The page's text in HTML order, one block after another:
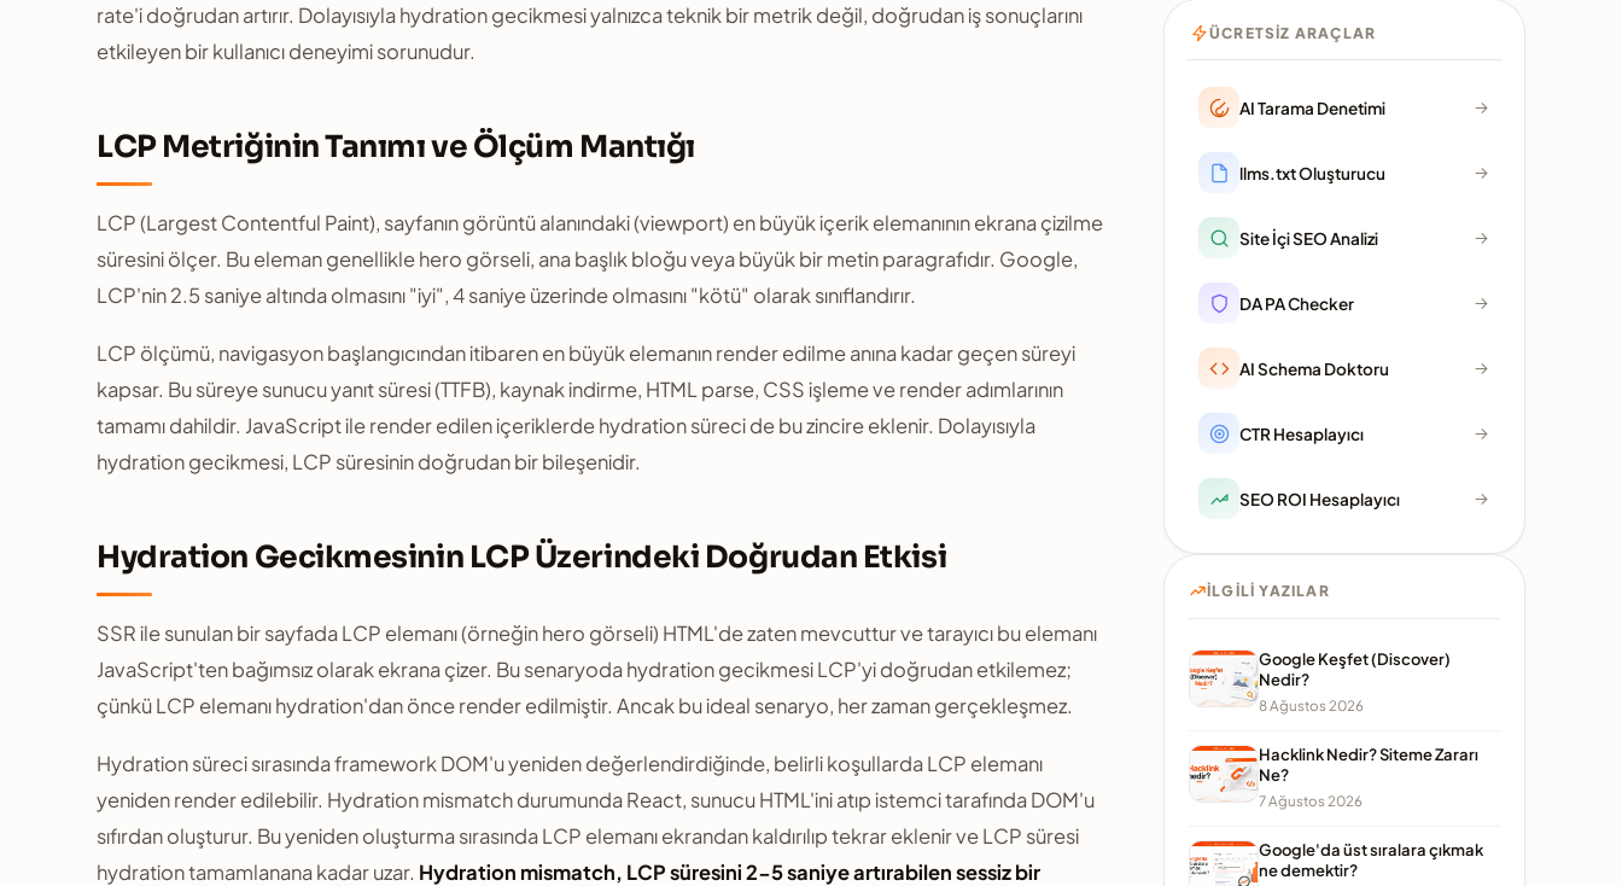
rate'i doğrudan artırır. Dolayısıyla hydration gecikmesi yalnızca teknik bir metrik değil, doğrudan iş sonuçlarını
etkileyen bir kullanıcı deneyimi sorunudur.
LCP Metriğinin Tanımı ve Ölçüm Mantığı
LCP (Largest Contentful Paint), sayfanın görüntü alanındaki (viewport) en büyük içerik elemanının ekrana çizilme
süresini ölçer. Bu eleman genellikle hero görseli, ana başlık bloğu veya büyük bir metin paragrafıdır. Google,
LCP'nin 2.5 saniye altında olmasını "iyi", 4 saniye üzerinde olmasını "kötü" olarak sınıflandırır.
LCP ölçümü, navigasyon başlangıcından itibaren en büyük elemanın render edilme anına kadar geçen süreyi
kapsar. Bu süreye sunucu yanıt süresi (TTFB), kaynak indirme, HTML parse, CSS işleme ve render adımlarının
tamamı dahildir. JavaScript ile render edilen içeriklerde hydration süreci de bu zincire eklenir. Dolayısıyla
hydration gecikmesi, LCP süresinin doğrudan bir bileşenidir.
Hydration Gecikmesinin LCP Üzerindeki Doğrudan Etkisi
SSR ile sunulan bir sayfada LCP elemanı (örneğin hero görseli) HTML'de zaten mevcuttur ve tarayıcı bu elemanı
JavaScript'ten bağımsız olarak ekrana çizer. Bu senaryoda hydration gecikmesi LCP'yi doğrudan etkilemez;
çünkü LCP elemanı hydration'dan önce render edilmiştir. Ancak bu ideal senaryo, her zaman gerçekleşmez.
Hydration süreci sırasında framework DOM'u yeniden değerlendirdiğinde, belirli koşullarda LCP elemanı
yeniden render edilebilir. Hydration mismatch durumunda React, sunucu HTML'ini atıp istemci tarafında DOM'u
sıfırdan oluşturur. Bu yeniden oluşturma sırasında LCP elemanı ekrandan kaldırılıp tekrar eklenir ve LCP süresi
hydration tamamlanana kadar uzar. Hydration mismatch, LCP süresini 2-5 saniye artırabilen sessiz bir
ÜCRETSIZ ARAÇLAR
AI Tarama Denetimi
llms.txt Oluşturucu
Site İçi SEO Analizi
DA PA Checker
AI Schema Doktoru
CTR Hesaplayıcı
SEO ROI Hesaplayıcı
İLGILI YAZILAR
Google Keşfet (Discover)
Nedir?
8 Ağustos 2026
Hacklink Nedir? Siteme Zararı
Ne?
7 Ağustos 2026
Google'da üst sıralara çıkmak
ne demektir?